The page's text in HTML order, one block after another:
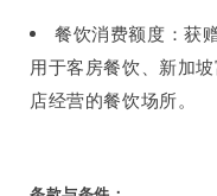
餐饮消费额度：获
用于客房餐饮、新加
店经营的餐饮场所。